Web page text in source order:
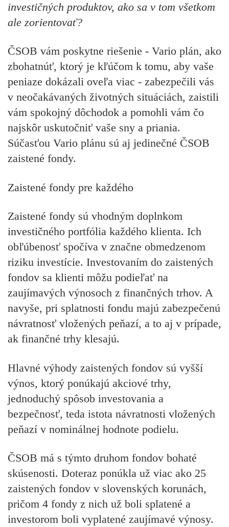
investičných produktov, ako sa v tom všetkom
ale zorientovať?
ČSOB vám poskytne riešenie - Vario plán, ako
zbohatnúť, ktorý je kľúčom k tomu, aby vaše
peniaze dokázali oveľa viac - zabezpečili vás
v neočakávaných životných situáciách, zaistili
vám spokojný dôchodok a pomohli vám čo
najskôr uskutočniť vaše sny a priania.
Súčasťou Vario plánu sú aj jedinečné ČSOB
zaistené fondy.
Zaistené fondy pre každého
Zaistené fondy sú vhodným doplnkom
investičného portfólia každého klienta. Ich
obľúbenosť spočíva v značne obmedzenom
riziku investície. Investovaním do zaistených
fondov sa klienti môžu podieľať na
zaujímavých výnosoch z finančných trhov. A
navyše, pri splatnosti fondu majú zabezpečenú
návratnosť vložených peňazí, a to aj v prípade,
ak finančné trhy klesajú.
Hlavné výhody zaistených fondov sú vyšší
výnos, ktorý ponúkajú akciové trhy,
jednoduchý spôsob investovania a
bezpečnosť, teda istota návratnosti vložených
peňazí v nominálnej hodnote podielu.
ČSOB má s týmto druhom fondov bohaté
skúsenosti. Doteraz ponúkla už viac ako 25
zaistených fondov v slovenských korunách,
pričom 4 fondy z nich už boli splatené a
investorom boli vyplatené zaujímavé výnosy.